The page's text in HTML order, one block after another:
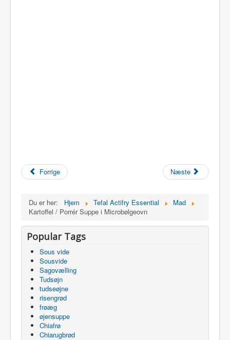
Forrige Næste
Du er her: Hjem Tefal Actifry Essential
Mad
Kartoffel / Porrér Suppe i Microbølgeovn
Popular Tags
Sous vide
Sousvide
Sagovælling
Tudsøjn
tudseøjne
risengrød
frøæg
øjensuppe
Chiafrø
Chiarugbrød